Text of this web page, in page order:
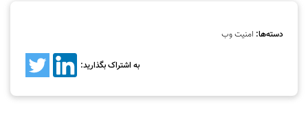
دسته‌ها: امنیت وب
به اشتراک بگذارید: